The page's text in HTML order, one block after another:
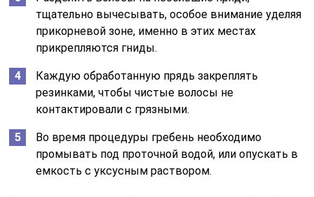
тщательно вычесывать, особое внимание уделяя
прикорневой зоне, именно в этих местах
прикрепляются гниды.
Каждую обработанную прядь закреплять
резинками, чтобы чистые волосы не
контактировали с грязными.
Во время процедуры гребень необходимо
промывать под проточной водой, или опускать в
емкость с уксусным раствором.